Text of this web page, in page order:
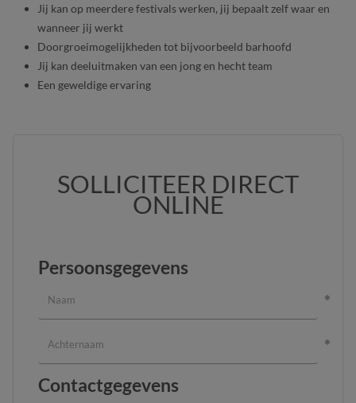
Jij kan op meerdere festivals werken, jij bepaalt zelf waar en
wanneer jij werkt
Doorgroeimogelijkheden tot bijvoorbeeld barhoofd
Jij kan deeluitmaken van een jong en hecht team
Een geweldige ervaring
SOLLICITEER DIRECT
ONLINE
Persoonsgegevens
Contactgegevens